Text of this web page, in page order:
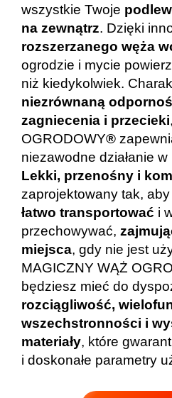
wszystkie Twoje
na zewnątrz. Dzięki
rozszerzanego węża
ogrodzie i mycie
niż kiedykolwiek.
niezrównaną
zagniecenia i przecieki
OGRODOWY®
niezawodne działanie
Lekki, przenośny i
zaprojektowany tak, aby
łatwo transportować i
przechowywać,
miejsca, gdy nie jest
MAGICZNY WĄŻ
będziesz mieć do
rozciągliwość,
wszechstronności i
materiały, które
i doskonałe parametry